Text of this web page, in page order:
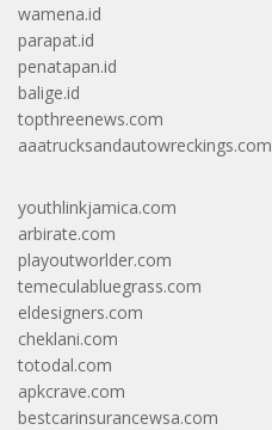
wamena.id
parapat.id
penatapan.id
balige.id
topthreenews.com
aaatrucksandautowreckings.com
youthlinkjamica.com
arbirate.com
playoutworlder.com
temeculabluegrass.com
eldesigners.com
cheklani.com
totodal.com
apkcrave.com
bestcarinsurancewsa.com